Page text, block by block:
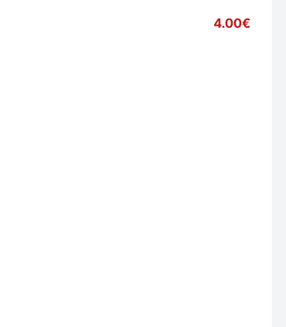
4.00€